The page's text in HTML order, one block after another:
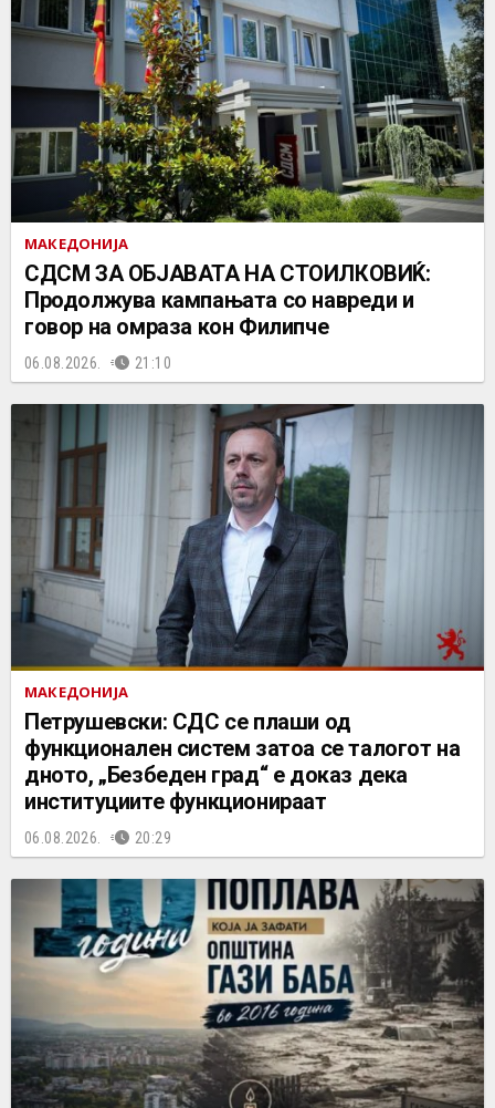
МАКЕДОНИЈА
СДСМ ЗА ОБЈАВАТА НА СТОИЛКОВИЌ:
Продолжува кампањата со навреди и
говор на омраза кон Филипче
06.08.2026. 21:10
МАКЕДОНИЈА
Петрушевски: СДС се плаши од
функционален систем затоа се талогот на
дното, „Безбеден град“ е доказ дека
институциите функционираат
06.08.2026. 20:29